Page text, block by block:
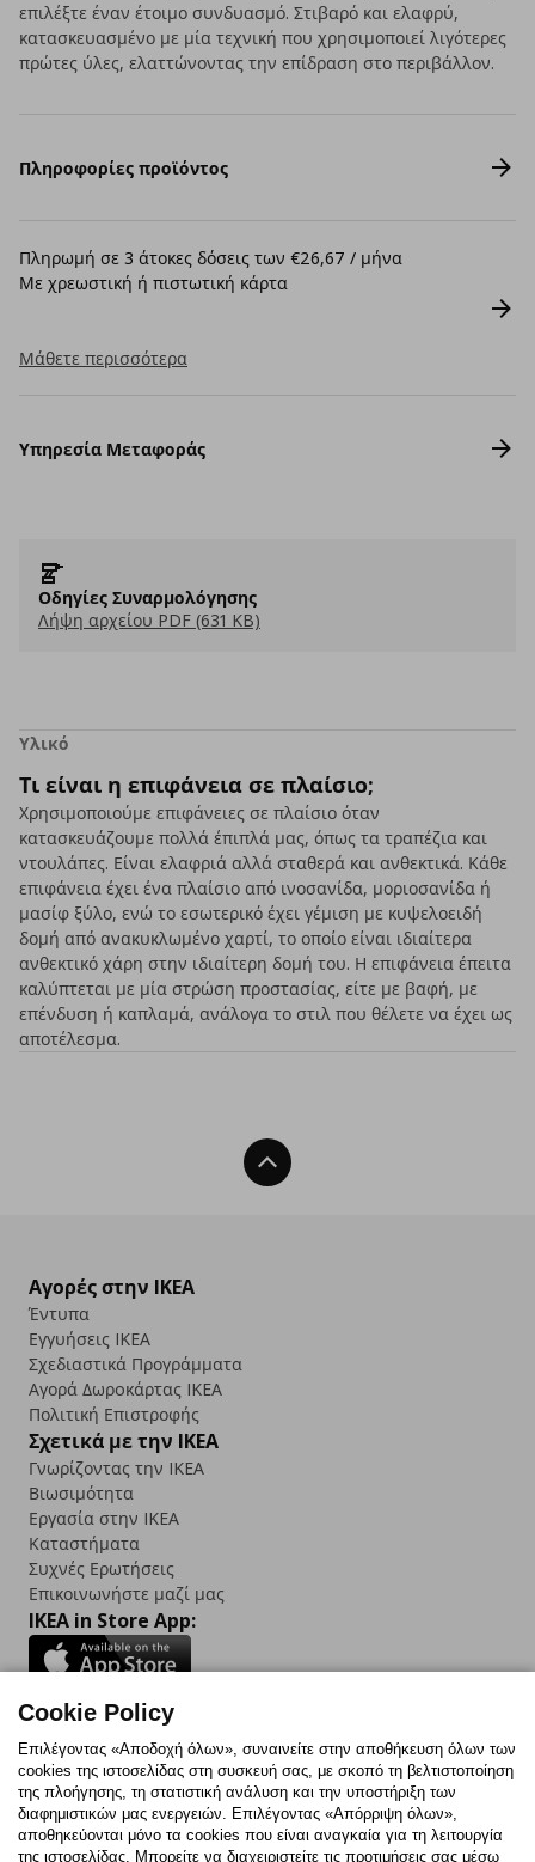
επιλέξτε έναν έτοιμο συνδυασμό. Στιβαρό και ελαφρύ,
κατασκευασμένο με μία τεχνική που χρησιμοποιεί λιγότερες
πρώτες ύλες, ελαττώνοντας την επίδραση στο περιβάλλον.
Πληροφορίες προϊόντος
Πληρωμή σε 3 άτοκες δόσεις των €26,67 / μήνα
Με χρεωστική ή πιστωτική κάρτα
Μάθετε περισσότερα
Υπηρεσία Μεταφοράς
Οδηγίες Συναρμολόγησης
Λήψη αρχείου PDF (631 KB)
Υλικό
Τι είναι η επιφάνεια σε πλαίσιο;
Χρησιμοποιούμε επιφάνειες σε πλαίσιο όταν
κατασκευάζουμε πολλά έπιπλά μας, όπως τα τραπέζια και
ντουλάπες. Είναι ελαφριά αλλά σταθερά και ανθεκτικά. Κάθε
επιφάνεια έχει ένα πλαίσιο από ινοσανίδα, μοριοσανίδα ή
μασίφ ξύλο, ενώ το εσωτερικό έχει γέμιση με κυψελοειδή
δομή από ανακυκλωμένο χαρτί, το οποίο είναι ιδιαίτερα
ανθεκτικό χάρη στην ιδιαίτερη δομή του. Η επιφάνεια έπειτα
καλύπτεται με μία στρώση προστασίας, είτε με βαφή, με
επένδυση ή καπλαμά, ανάλογα το στιλ που θέλετε να έχει ως
αποτέλεσμα.
Back To Top
Αγορές στην IKEA
Έντυπα
Εγγυήσεις IKEA
Σχεδιαστικά Προγράμματα
Αγορά Δωρoκάρτας IKEA
Πολιτική Επιστροφής
Σχετικά με την IKEA
Γνωρίζοντας την IKEA
Βιωσιμότητα
Εργασία στην IKEA
Καταστήματα
Συχνές Ερωτήσεις
Επικοινωνήστε μαζί μας
IKEA in Store App:
Follow us:
FacebookInstagram
TikTokYoutubePinterestTwitter
Cookie Policy
Επιλέγοντας «Αποδοχή όλων», συναινείτε στην αποθήκευση όλων των
cookies της ιστοσελίδας στη συσκευή σας, με σκοπό τη βελτιστοποίηση
της πλοήγησης, τη στατιστική ανάλυση και την υποστήριξη των
διαφημιστικών μας ενεργειών. Επιλέγοντας «Απόρριψη όλων»,
αποθηκεύονται μόνο τα cookies που είναι αναγκαία για τη λειτουργία
της ιστοσελίδας. Μπορείτε να διαχειριστείτε τις προτιμήσεις σας μέσω